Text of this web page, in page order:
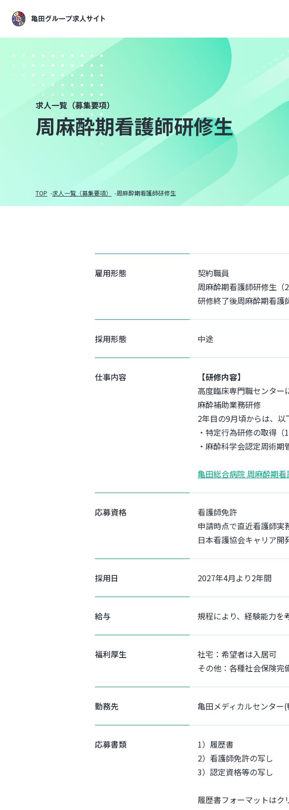
求人一覧（募集要項）
周麻酔期看護師研修生
TOP 求人一覧（募集要項） 周麻酔期看護師研修生
雇用形態
契約職員
周麻酔期看護師研修生（2
研修終了後周麻酔期看護
採用形態 中途
仕事内容
【研修内容】
高度臨床専門職センター
麻酔補助業務研修
2年目の9月頃からは、以
・特定行為研修の取得（1
・麻酔科学会認定周術
亀田総合病院 周麻酔期
応募資格
看護師免許
申請時点で直近看護師実
日本看護協会キャリア
採用日 2027年4月より2年間
給与 規程により、経験能力を
福利厚生
社宅：希望者は入居可
その他：各種社会保険完
勤務先 亀田メディカルセンター
応募書類
1）履歴書
2）看護師免許の写し
3）認定資格等の写し
履歴書フォーマットはク